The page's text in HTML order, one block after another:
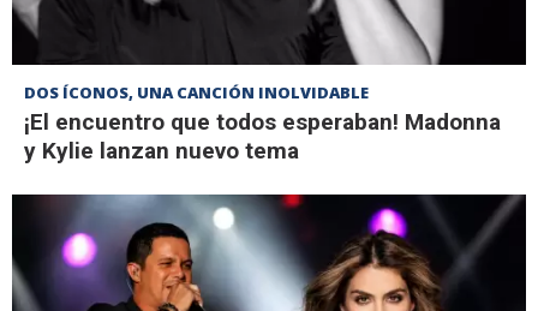
DOS ÍCONOS, UNA CANCIÓN INOLVIDABLE
¡El encuentro que todos esperaban! Madonna
y Kylie lanzan nuevo tema